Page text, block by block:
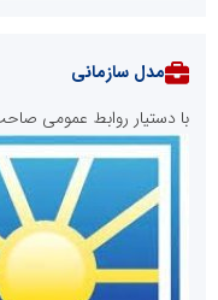
روابط عمومی
مدل سازمانی
با دستیار روابط عمومی